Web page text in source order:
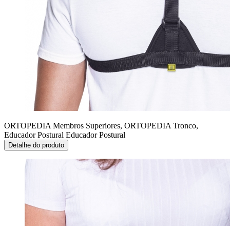
ORTOPEDIA Membros Superiores, ORTOPEDIA Tronco,
Educador Postural Educador Postural
Detalhe do produto